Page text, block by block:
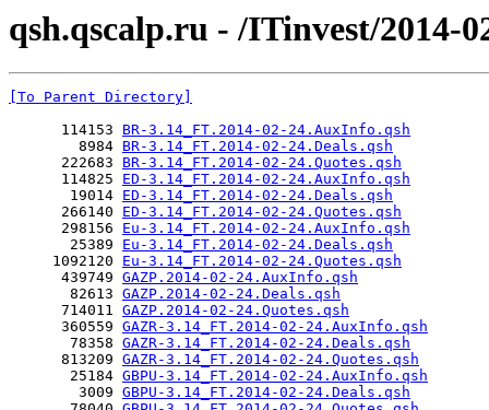
qsh.qscalp.ru - /ITinvest/2014-
[To Parent Directory]
      114153
BR-3.14_FT.2014-02-24.AuxInfo.qsh
        8984
BR-3.14_FT.2014-02-24.Deals.qsh
      222683
BR-3.14_FT.2014-02-24.Quotes.qsh
      114825
ED-3.14_FT.2014-02-24.AuxInfo.qsh
       19014
ED-3.14_FT.2014-02-24.Deals.qsh
      266140
ED-3.14_FT.2014-02-24.Quotes.qsh
      298156
Eu-3.14_FT.2014-02-24.AuxInfo.qsh
       25389
Eu-3.14_FT.2014-02-24.Deals.qsh
     1092120
Eu-3.14_FT.2014-02-24.Quotes.qsh
      439749
GAZP.2014-02-24.AuxInfo.qsh
       82613
GAZP.2014-02-24.Deals.qsh
      714011
GAZP.2014-02-24.Quotes.qsh
      360559
GAZR-3.14_FT.2014-02-24.AuxInfo.qsh
       78358
GAZR-3.14_FT.2014-02-24.Deals.qsh
      813209
GAZR-3.14_FT.2014-02-24.Quotes.qsh
       25184
GBPU-3.14_FT.2014-02-24.AuxInfo.qsh
        3009
GBPU-3.14_FT.2014-02-24.Deals.qsh